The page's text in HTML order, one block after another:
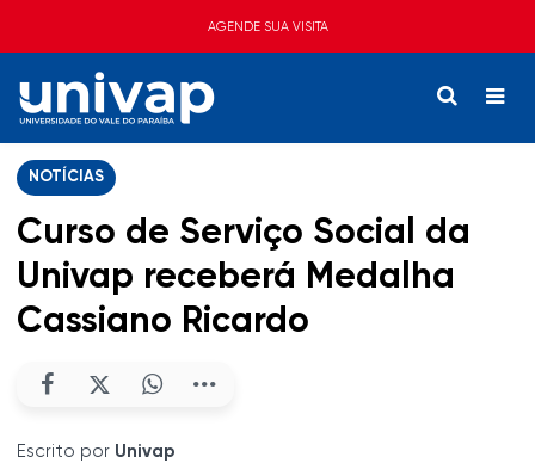
AGENDE SUA VISITA
NOTÍCIAS
Curso de Serviço Social da
Univap receberá Medalha
Cassiano Ricardo
Escrito por Univap